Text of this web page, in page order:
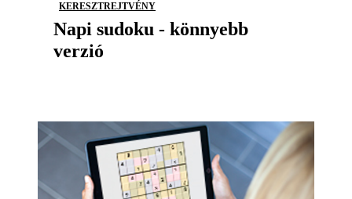
KERESZTREJTVÉNY
Napi sudoku - könnyebb
verzió